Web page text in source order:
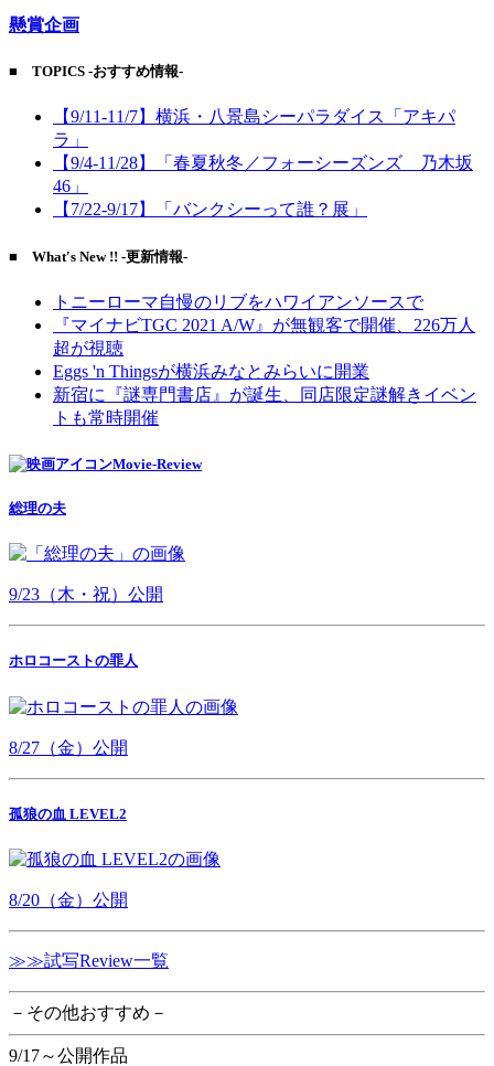
懸賞企画
■ TOPICS -おすすめ情報-
【9/11-11/7】横浜・八景島シーパラダイス「アキパ
ラ」
【9/4-11/28】「春夏秋冬／フォーシーズンズ 乃木坂
46」
【7/22-9/17】「バンクシーって誰？展」
■ What's New !! -更新情報-
トニーローマ自慢のリブをハワイアンソースで
『マイナビTGC 2021 A/W』が無観客で開催、226万人
超が視聴
Eggs 'n Thingsが横浜みなとみらいに開業
新宿に『謎専門書店』が誕生、同店限定謎解きイベン
トも常時開催
Movie-Review
総理の夫
9/23（木・祝）公開
ホロコーストの罪人
8/27（金）公開
孤狼の血 LEVEL2
8/20（金）公開
≫≫試写Review一覧
－その他おすすめ－
9/17～公開作品